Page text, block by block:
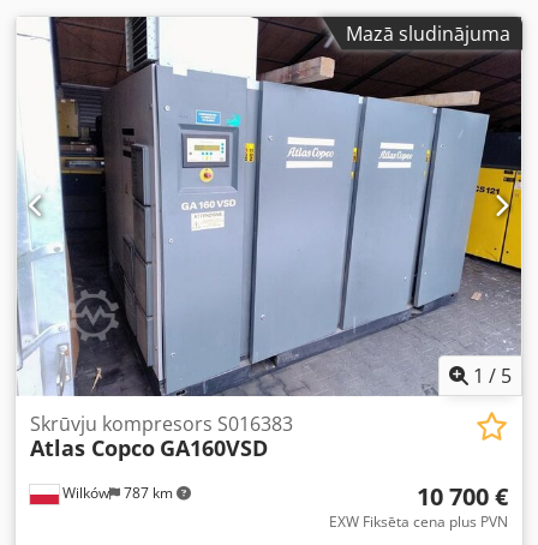
Mazā sludinājuma
1 / 5
Wilków 787 km
Skrūvju kompresors S016383
Atlas Copco GA160VSD
10 700 €
EXW Fiksēta cena plus PVN